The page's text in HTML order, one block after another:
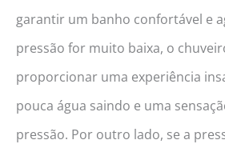
garantir um banho confortável e
pressão for muito baixa, o
proporcionar uma experiência
pouca água saindo e uma
pressão. Por outro lado, se a